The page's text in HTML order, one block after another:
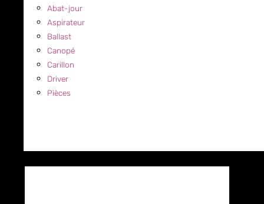
Abat-jour
Aspirateur
Ballast
Canopé
Carillon
Driver
Pièces